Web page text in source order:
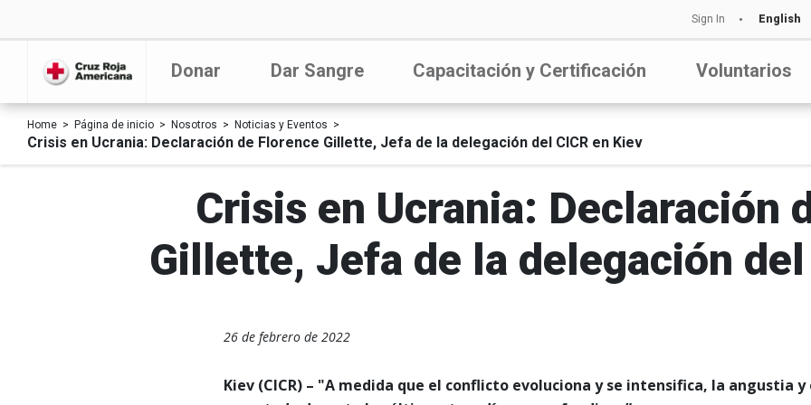
Sign In English
Donar Dar Sangre Capacitación y Certificación Voluntarios
Home Página de inicio Nosotros Noticias y Eventos
Crisis en Ucrania: Declaración de Florence Gillette, Jefa de la delegación del CICR en Kiev
Crisis en Ucrania: Declaración
Gillette, Jefa de la delegación del
26 de febrero de 2022
Kiev (CICR) – "A medida que el conflicto evoluciona y se intensifica, la angustia